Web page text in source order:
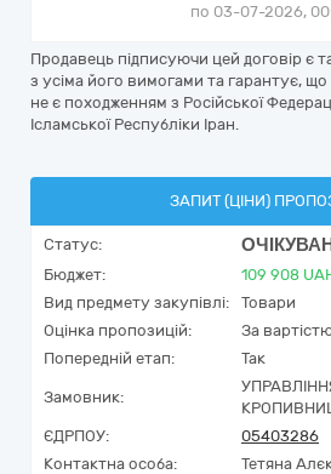
по 03-07-2026,
Продавець підписуючи цей договір є
з усіма його вимогами та гарантує,
не є походженням з Російської
Ісламської Республіки Іран.
ЗАПИТ (ЦІНИ)
Статус:
Бюджет: 109 908
Вид предмету закупівлі:
Товари
Оцінка пропозицій:
За
Попередній етап:
Так
Замовник:
ЄДРПОУ:
05403286
Контактна особа:
Тетяна